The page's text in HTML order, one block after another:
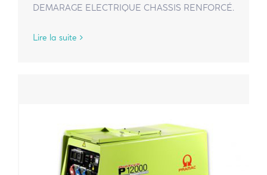
DEMARAGE ELECTRIQUE CHASSIS RENFORCÉ.
Lire la suite